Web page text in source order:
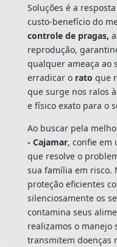
Soluções é a
custo-benefício do
controle de pragas,
reprodução,
qualquer ameaça ao
erradicar o rato que
que surge nos ralos
e físico exato para o
Ao buscar pela
- Cajamar, confie em
que resolve o
sua família em risco.
proteção eficientes
silenciosamente os
contamina seus
realizamos o manejo
transmitem doenças